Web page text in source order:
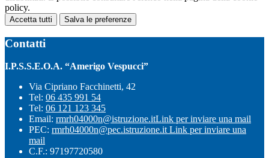
policy.
Accetta tutti Salva le preferenze
Contatti
I.P.S.S.E.O.A. “Amerigo Vespucci”
Via Cipriano Facchinetti, 42
Tel: 06 435 991 54
Tel: 06 121 123 345
Email: rmrh04000n@istruzione.itLink per inviare una mail
PEC: rmrh04000n@pec.istruzione.itLink per inviare una
mail
C.F.: 97197720580